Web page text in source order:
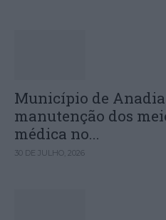
Município de
manutenção dos
médica no...
30 DE JULHO, 2026